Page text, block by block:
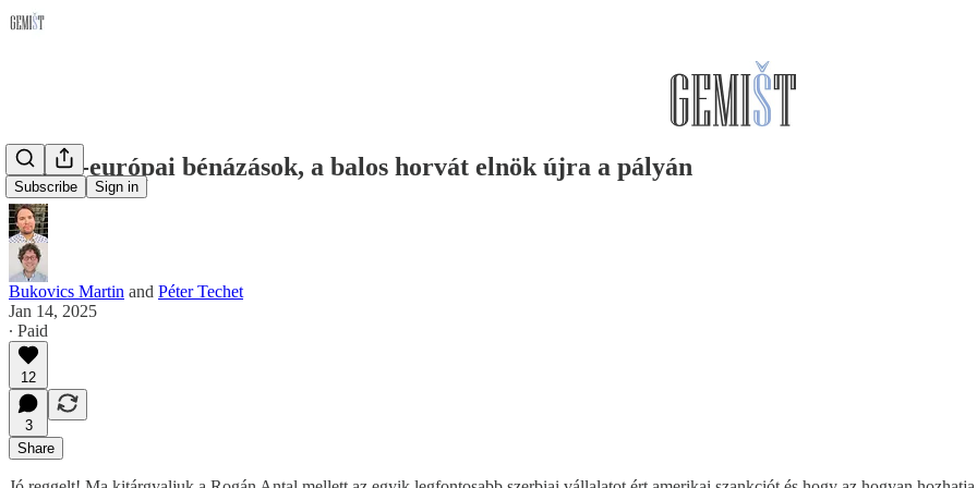
Subscribe Sign in
Közép-európai bénázások, a balos horvát elnök újra a pályán
Bukovics Martin and Péter Techet
Jan 14, 2025
∙ Paid
12
3
Share